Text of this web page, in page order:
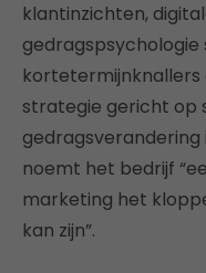
klantinzichten,
gedragspsychologie
kortetermijnknallers
strategie gericht op
gedragsverandering
noemt het bedrijf
marketing het
kan zijn”.